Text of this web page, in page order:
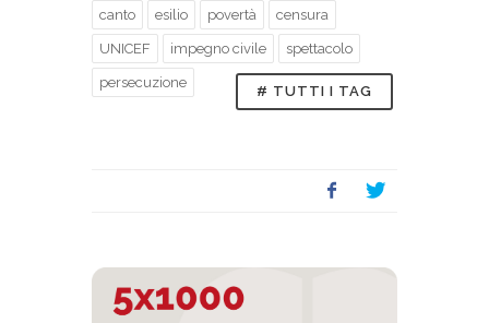
canto esilio povertà censura
UNICEF impegno civile spettacolo
persecuzione
# TUTTI I TAG